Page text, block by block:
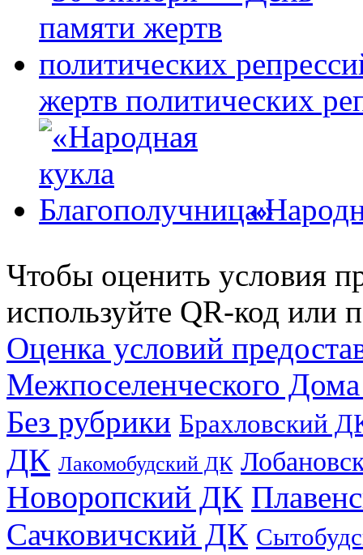
жертв политических
Чтобы оценить условия
используйте QR-код или
Оценка условий
Межпоселенческого
Без рубрики Брахловский
ДК Лакомобудский ДК
Новоропский ДК
Сачковичский ДК